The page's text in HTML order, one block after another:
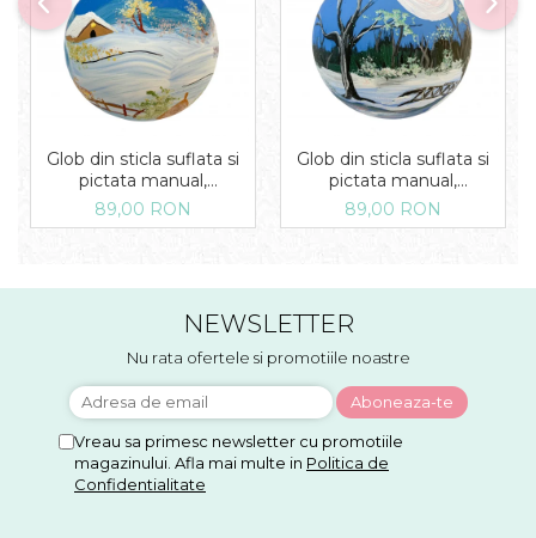
Glob din sticla suflata si
pictata manual,
Argcoms, Fabrica lui Mos
Craciun, Iarna pe ulita,
89,00 RON
Glob din sticla suflata si
pictata manual,
Argcoms, Fabrica lui Mos
Craciun, Peisaj de iarna in
89,00 RON
NEWSLETTER
Nu rata ofertele si promotiile noastre
Vreau sa primesc newsletter cu promotiile
magazinului. Afla mai multe in Politica de
Confidentialitate